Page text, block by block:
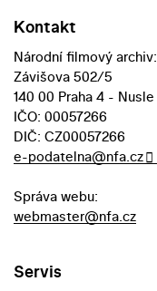
Kontakt
Národní filmový archiv:
Závišova 502/5
140 00 Praha 4 - Nusle
IČO: 00057266
DIČ: CZ00057266
e-podatelna@nfa.cz
Správa webu:
webmaster@nfa.cz
Servis